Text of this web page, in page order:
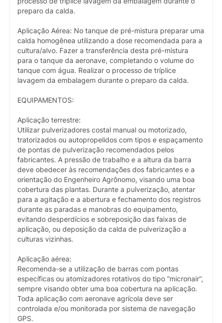
preparo da calda.
Aplicação Aérea: No tanque de pré-mistura preparar uma
calda homogênea utilizando a dose recomendada para a
cultura/alvo. Fazer a transferência desta pré-mistura
para o tanque da aeronave, completando o volume do
tanque com água. Realizar o processo de tríplice
lavagem da embalagem durante o preparo da calda.
EQUIPAMENTOS:
Aplicação terrestre:
Utilizar pulverizadores costal manual ou motorizado,
tratorizados ou autopropelidos com tipos e espaçamento
de pontas de pulverização recomendados pelos
fabricantes. A pressão de trabalho e a altura da barra
deve obedecer às recomendações dos fabricantes e a
orientação do Engenheiro Agrônomo, visando uma boa
cobertura das plantas. Durante a pulverização, atentar
para a agitação e a abertura e fechamento dos registros
durante as paradas e manobras do equipamento,
evitando desperdícios e sobreposição das faixas de
aplicação, ou deposição da calda de pulverização a
culturas vizinhas.
Aplicação aérea:
Recomenda-se a utilização de barras com pontas
específicas ou atomizadores rotativos do tipo “micronair”,
sempre visando obter uma boa cobertura na aplicação.
Toda aplicação com aeronave agrícola deve ser
controlada e/ou monitorada por sistema de navegação
GPS.